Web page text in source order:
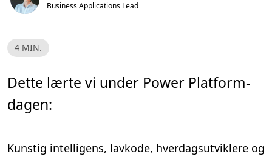
Business Applications Lead
L
e
t
,
4
.
4 MIN.
Dette lærte vi under Power Platform-
dagen:
Kunstig intelligens, lavkode, hverdagsutviklere og